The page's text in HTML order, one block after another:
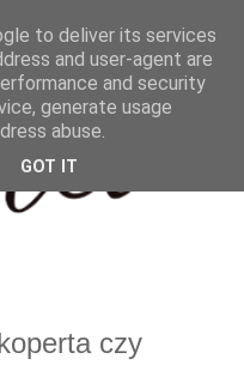
czy
to deliver its services
and user-agent are
and security
generate usage
abuse.
GOT IT